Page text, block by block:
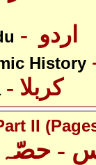
History
- کربلا
II